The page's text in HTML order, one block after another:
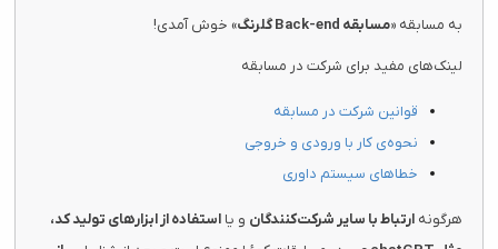
به مسابقه «مسابقه Back-end گلرنگ » خوش آمدی!
لینک‌های مفید برای شرکت در مسابقه
قوانین شرکت در مسابقه
نحوه‌ی کار با ورودی و خروجی
خطاهای سیستم داوری
هرگونهارتباط با سایر شرکت‌کنندگان و یااستفاده از ابزارهای تولید کد،